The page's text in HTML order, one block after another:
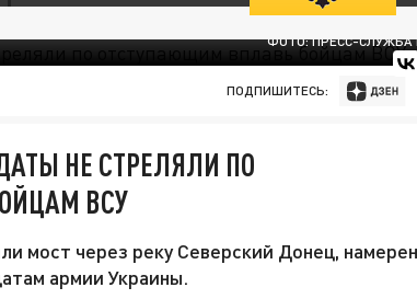
ФОТО: ПРЕСС-СЛУЖБА
ПОДПИШИТЕСЬ:
НЕ СТРЕЛЯЛИ ПО
ВСУ
мост через реку Северский Донец,
армии Украины.